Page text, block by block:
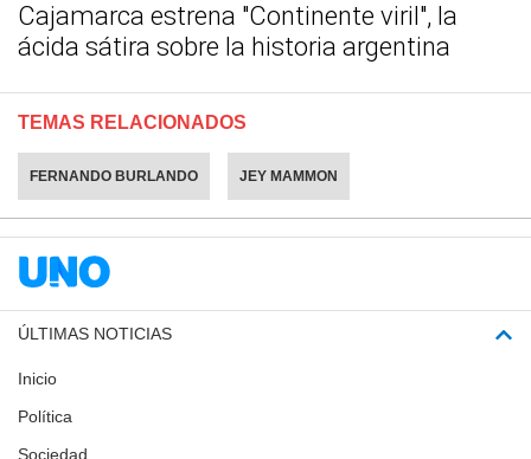
Cajamarca estrena "Continente viril", la
ácida sátira sobre la historia argentina
TEMAS RELACIONADOS
FERNANDO BURLANDO JEY MAMMON
ÚLTIMAS NOTICIAS
Inicio
Política
Sociedad